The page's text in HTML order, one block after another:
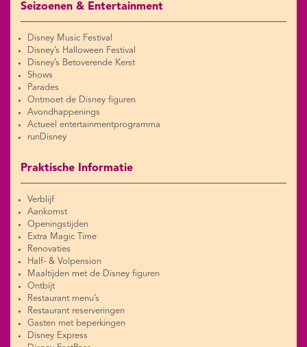
Seizoenen & Entertainment
Disney Music Festival
Disney’s Halloween Festival
Disney’s Betoverende Kerst
Shows
Parades
Ontmoet de Disney figuren
Avondhappenings
Actueel entertainmentprogramma
runDisney
Praktische Informatie
Verblijf
Aankomst
Openingstijden
Extra Magic Time
Renovaties
Half- & Volpension
Maaltijden met de Disney figuren
Ontbijt
Restaurant menu’s
Restaurant reserveringen
Gasten met beperkingen
Disney Express